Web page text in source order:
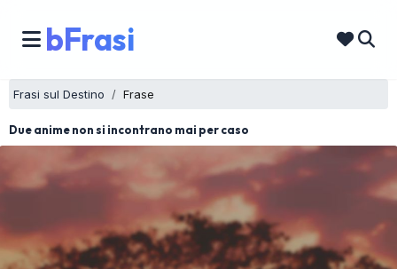
bFrasi
Frasi sul Destino Frase
Due anime non si incontrano mai per caso